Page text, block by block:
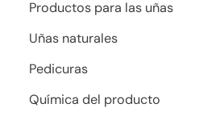
Productos para las uñas
Uñas naturales
Pedicuras
Química del producto